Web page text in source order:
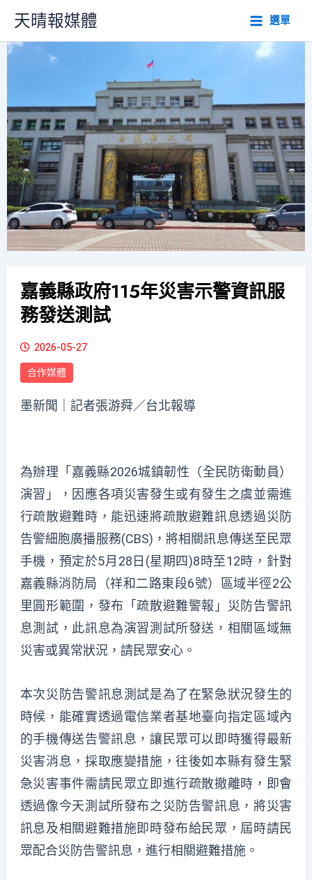
主
要
天晴報媒體 選單
嘉義縣政府115年災害示警資訊服
務發送測試
2026-05-27
合作媒體
墨新聞 ｜記者張游舜／台北報導
為辦理「嘉義縣2026城鎮韌性（全民防衛動員）
演習」，因應各項災害發生或有發生之虞並需進
行疏散避難時，能迅速將疏散避難訊息透過災防
告警細胞廣播服務(CBS)，將相關訊息傳送至民眾
手機，預定於5月28日(星期四)8時至12時，針對
嘉義縣消防局（祥和二路東段6號）區域半徑2公
里圓形範圍，發布「疏散避難警報」災防告警訊
息測試，此訊息為演習測試所發送，相關區域無
災害或異常狀況，請民眾安心。
本次災防告警訊息測試是為了在緊急狀況發生的
時候，能確實透過電信業者基地臺向指定區域內
的手機傳送告警訊息，讓民眾可以即時獲得最新
災害消息，採取應變措施，往後如本縣有發生緊
急災害事件需請民眾立即進行疏散撤離時，即會
透過像今天測試所發布之災防告警訊息，將災害
訊息及相關避難措施即時發布給民眾，屆時請民
眾配合災防告警訊息，進行相關避難措施。